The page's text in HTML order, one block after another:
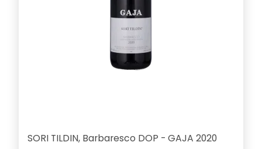
SORI TILDIN, Barbaresco DOP - GAJA 2020